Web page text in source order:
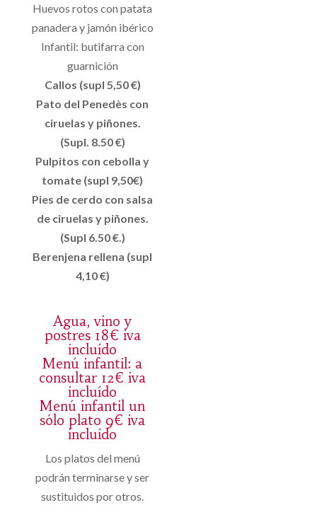
Huevos rotos con patata
panadera y jamón ibérico
Infantil: butifarra con
guarnición
Callos (supl 5,50 €)
Pato del Penedès con
ciruelas y piñones.
(Supl. 8.50 €)
Pulpitos con cebolla y
tomate (supl 9,50€)
Pies de cerdo con salsa
de ciruelas y piñones.
(Supl 6.50 €.)
Berenjena rellena (supl
4,10 €)
Agua, vino y
postres 18€ iva
incluído
Menú infantil: a
consultar 12€ iva
incluído
Menú infantil un
sólo plato 9€ iva
incluído
Los platos del menú
podrán terminarse y ser
sustituidos por otros.